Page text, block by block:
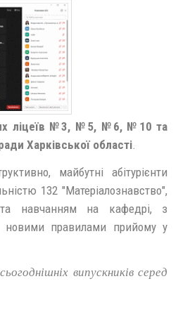
ліцеїв №3, №5, №6, №10 та
Харківської області.
майбутні абітурієнти
132 "Матеріалознавство",
навчанням на кафедрі, з
новими правилами прийому у
випускників серед